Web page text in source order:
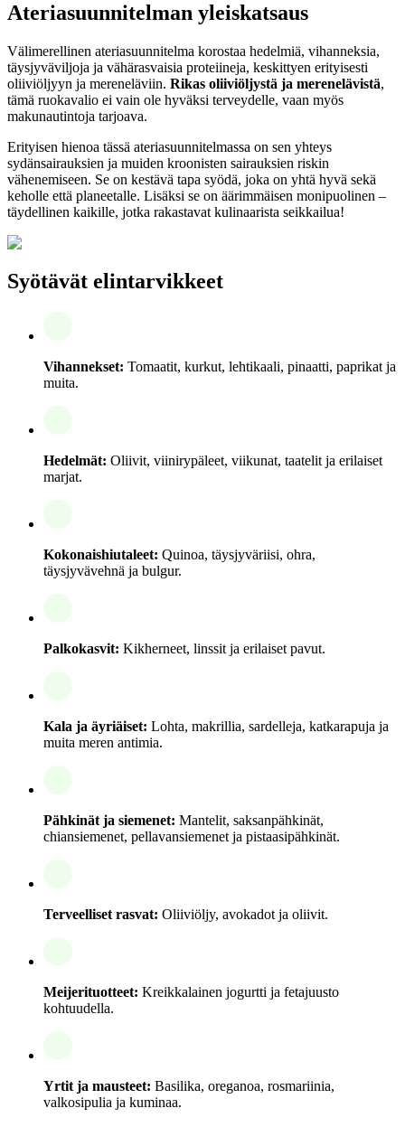
Ateriasuunnitelman yleiskatsaus
Välimerellinen ateriasuunnitelma korostaa hedelmiä, vihanneksia,
täysjyväviljoja ja vähärasvaisia proteiineja, keskittyen erityisesti
oliiviöljyyn ja mereneläviin. Rikas oliiviöljystä ja merenelävistä,
tämä ruokavalio ei vain ole hyväksi terveydelle, vaan myös
makunautintoja tarjoava.
Erityisen hienoa tässä ateriasuunnitelmassa on sen yhteys
sydänsairauksien ja muiden kroonisten sairauksien riskin
vähenemiseen. Se on kestävä tapa syödä, joka on yhtä hyvä sekä
keholle että planeetalle. Lisäksi se on äärimmäisen monipuolinen –
täydellinen kaikille, jotka rakastavat kulinaarista seikkailua!
Syötävät elintarvikkeet
Vihannekset: Tomaatit, kurkut, lehtikaali, pinaatti, paprikat ja
muita.
Hedelmät: Oliivit, viinirypäleet, viikunat, taatelit ja erilaiset
marjat.
Kokonaishiutaleet: Quinoa, täysjyväriisi, ohra,
täysjyvävehnä ja bulgur.
Palkokasvit: Kikherneet, linssit ja erilaiset pavut.
Kala ja äyriäiset: Lohta, makrillia, sardelleja, katkarapuja ja
muita meren antimia.
Pähkinät ja siemenet: Mantelit, saksanpähkinät,
chiansiemenet, pellavansiemenet ja pistaasipähkinät.
Terveelliset rasvat: Oliiviöljy, avokadot ja oliivit.
Meijerituotteet: Kreikkalainen jogurtti ja fetajuusto
kohtuudella.
Yrtit ja mausteet: Basilika, oreganoa, rosmariinia,
valkosipulia ja kuminaa.